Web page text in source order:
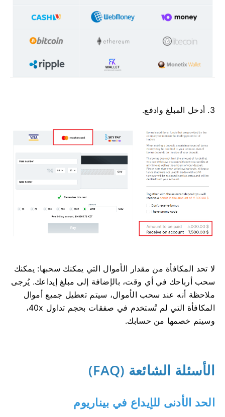
3. أدخل المبلغ وادفع.
لا تحد المكافأة من مقدار الأموال التي يمكنك سحبها: يمكنك
سحب أرباحك في أي وقت، بالإضافة إلى مبلغ إيداعك. يُرجى
ملاحظة أنه عند سحب الأموال، سيتم تعطيل جميع أموال
المكافأة التي لم تُستخدم في صفقات بحجم تداول 40x،
وسيتم خصمها من حسابك.
الأسئلة الشائعة (FAQ)
الحد الأدنى للإيداع في بيناريوم